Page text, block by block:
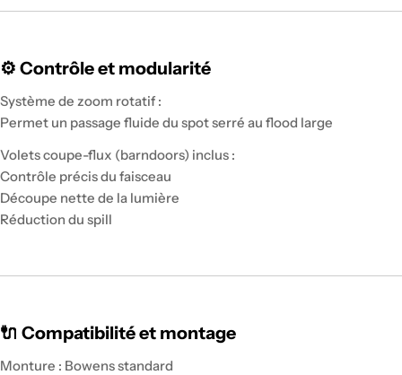
⚙️ Contrôle et modularité
Système de zoom rotatif :
Permet un passage fluide du spot serré au flood large
Volets coupe-flux (barndoors) inclus :
Contrôle précis du faisceau
Découpe nette de la lumière
Réduction du spill
🔌 Compatibilité et montage
Monture : Bowens standard